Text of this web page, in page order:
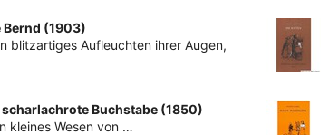
Bernd (1903)
blitzartiges Aufleuchten ihrer Augen,
Buchstabe (1850)
kleines Wesen von …